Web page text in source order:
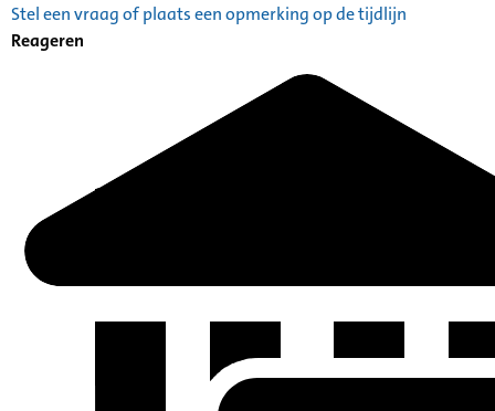
Stel een vraag of plaats een opmerking op de tijdlijn
Reageren